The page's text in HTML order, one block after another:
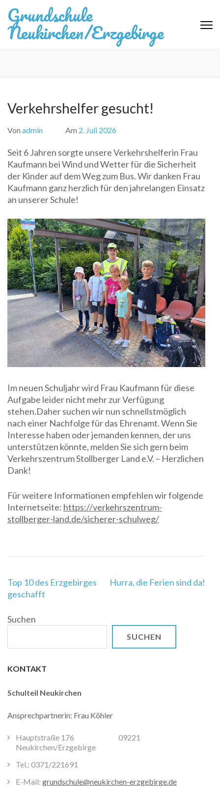
Inhalt
springen
(Eingabetaste
Grundschule
Neukirchen/Erzgebirge
Verkehrshelfer gesucht!
Von admin Am 2. Juli 2026
Seit 6 Jahren sorgte unsere Verkehrshelferin Frau
Kaufmann bei Wind und Wetter für die Sicherheit
der Kinder auf dem Weg zum Bus. Wir danken Frau
Kaufmann ganz herzlich für den jahrelangen Einsatz
an unserer Schule!
Im neuen Schuljahr wird Frau Kaufmann für diese
Aufgabe leider nicht mehr zur Verfügung
stehen.Daher suchen wir nun schnellstmöglich
nach einer Nachfolge für das Ehrenamt. Wenn Sie
Interesse haben oder jemanden kennen, der uns
unterstützen könnte, melden Sie sich gern beim
Verkehrszentrum Stollberger Land e.V. – Herzlichen
Dank!
Für weitere Informationen empfehlen wir folgende
Internetseite: https://verkehrszentrum-
stollberger-land.de/sicherer-schulweg/
Beitragsnavigation
Top 10 des Erzgebirges
geschafft
Hurra, die Ferien sind da!
Suchen
SUCHEN
KONTAKT
Schulteil Neukirchen
Ansprechpartnerin: Frau Köhler
Hauptstraße 176 09221
Neukirchen/Erzgebirge
Tel.: 0371/221691
E-Mail: grundschule@neukirchen-erzgebirge.de